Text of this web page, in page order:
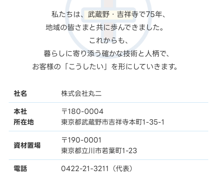
私たちは、武蔵野・吉祥寺で75年、
地域の皆さまと共に歩んできました。
これからも、
暮らしに寄り添う確かな技術と人柄で、
お客様の「こうしたい」を形にしていきます。
社名 株式会社丸二
本社
所在地
〒180-0004
東京都武蔵野市吉祥寺本町1-35-1
資材置場
〒190-0001
東京都立川市若葉町1-23
電話 0422-21-3211（代表）